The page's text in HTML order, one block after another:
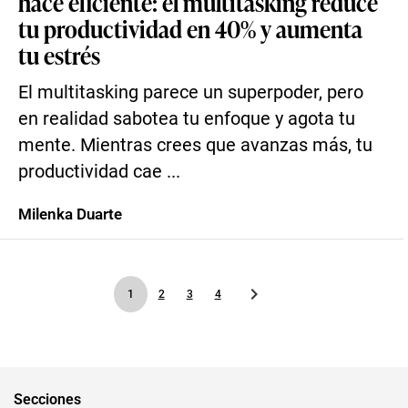
tu productividad en 40% y aumenta
tu estrés
El multitasking parece un superpoder, pero
en realidad sabotea tu enfoque y agota tu
mente. Mientras crees que avanzas más, tu
productividad cae ...
Milenka Duarte
1 2 3 4
Secciones